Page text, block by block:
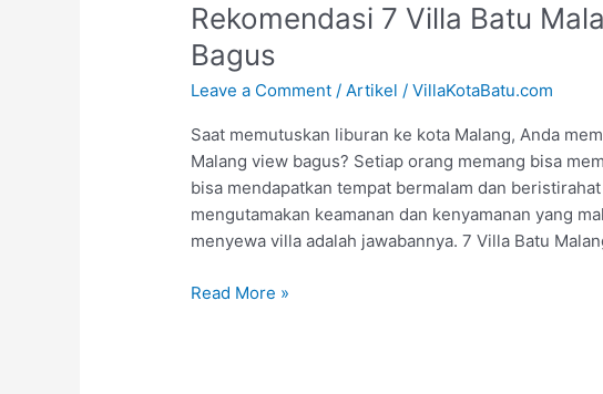
Rekomendasi 7 Villa Batu
Bagus
Leave a Comment /Artikel /VillaKotaBatu.com
Saat memutuskan liburan ke kota Malang, Anda
Malang view bagus? Setiap orang memang bisa
bisa mendapatkan tempat bermalam dan
mengutamakan keamanan dan kenyamanan yang
menyewa villa adalah jawabannya. 7 Villa Batu
Villa
Malang
dengan
Bagus
Read More »